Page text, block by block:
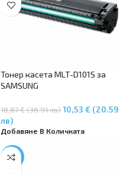
Тонер касета MLT-D101S за
SAMSUNG
SAMSUNG SCX3400/SCX3400F,
SAMSUNG
SCX3405F/SCX3405FW/SCX340
18,87 € (36.91 лв)10,53 € (20.59
лв)
Добавяне В Количката
-33%